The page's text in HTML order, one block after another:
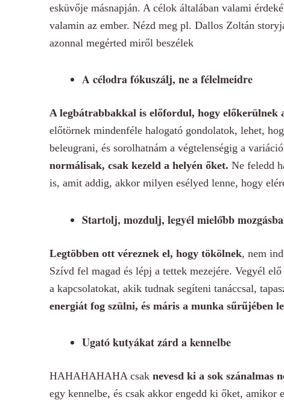
esküvője másnapján. A célok általában valami
valamin az ember. Nézd meg pl. Dallos Zoltán
azonnal megérted miről beszélek
A célodra fókuszálj, ne a félelmeidre
A legbátrabbakkal is előfordul, hogy előkerülnek
előtörnek mindenféle halogató gondolatok, lehet,
beleugrani, és sorolhatnám a végtelenségig a
normálisak, csak kezeld a helyén őket. Ne feledd
is, amit addig, akkor milyen esélyed lenne, hogy
Startolj, mozdulj, legyél mielőbb
Legtöbben ott véreznek el, hogy tökölnek, nem
Szívd fel magad és lépj a tettek mezejére. Vegyél
a kapcsolatokat, akik tudnak segíteni tanáccsal,
energiát fog szülni, és máris a munka sűrűjében
Ugató kutyákat zárd a kennelbe
HAHAHAHAHA csak nevesd ki a sok szánalmas
egy kennelbe, és csak akkor engedd ki őket,